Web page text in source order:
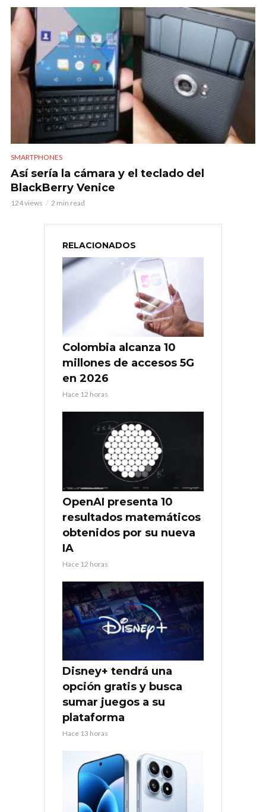
SMARTPHONES
Así sería la cámara y el teclado del
BlackBerry Venice
124 views 2 min read
RELACIONADOS
Colombia alcanza 10
millones de accesos 5G
en 2026
Hace 12 horas
OpenAI presenta 10
resultados matemáticos
obtenidos por su nueva
IA
Hace 12 horas
Disney+ tendrá una
opción gratis y busca
sumar juegos a su
plataforma
Hace 13 horas